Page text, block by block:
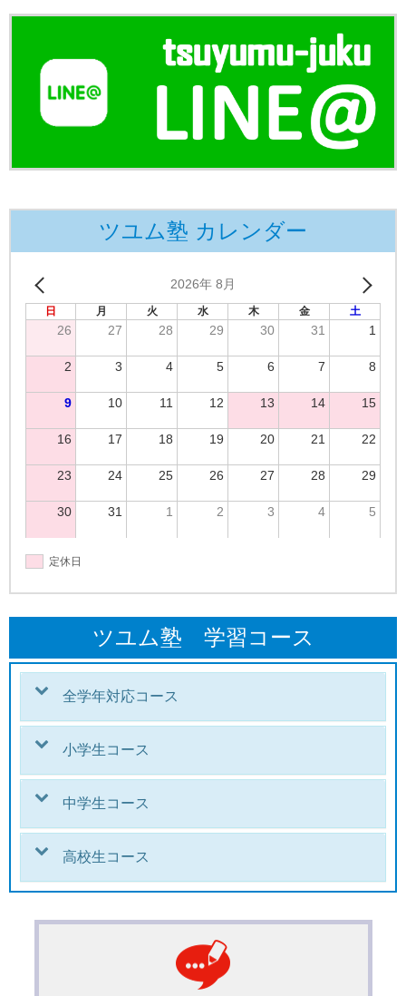
ツユム塾 カレンダー
2026年 8月
日 月 火 水 木 金 土
26 27 28 29 30 31 1
2 3 4 5 6 7 8
9 10 11 12 13 14 15
16 17 18 19 20 21 22
23 24 25 26 27 28 29
30 31 1 2 3 4 5
定休日
ツユム塾 学習コース
全学年対応コース
小学生コース
中学生コース
高校生コース